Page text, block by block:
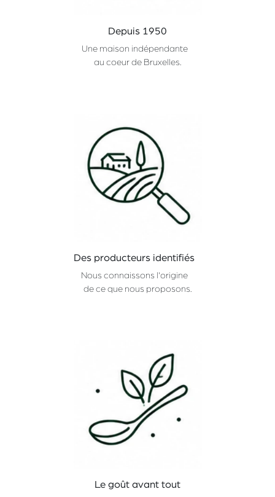
Depuis 1950
Une maison indépendante
au coeur de Bruxelles.
Des producteurs identifiés
Nous connaissons l'origine
de ce que nous proposons.
Le goût avant tout